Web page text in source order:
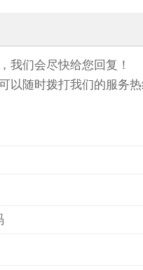
我们会尽快给您回复！
以随时拨打我们的服务热